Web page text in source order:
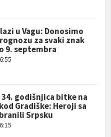
u Vagu: Donosimo
za svaki znak
9. septembra
godišnjica bitke na
Gradiške: Heroji sa
Srpsku